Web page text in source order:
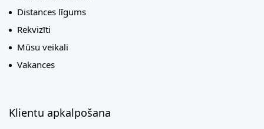
Distances līgums
Rekvizīti
Mūsu veikali
Vakances
Klientu apkalpošana